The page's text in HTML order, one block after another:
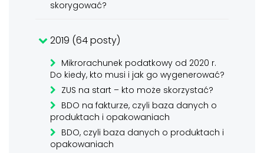
skorygować?
2019 (64 posty)
Mikrorachunek podatkowy od 2020 r.
Do kiedy, kto musi i jak go wygenerować?
ZUS na start – kto może skorzystać?
BDO na fakturze, czyli baza danych o
produktach i opakowaniach
BDO, czyli baza danych o produktach i
opakowaniach